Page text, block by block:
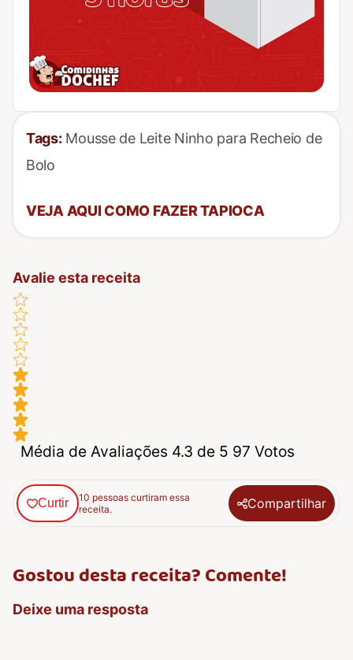
Tags: Mousse de Leite Ninho para Recheio de
Bolo
VEJA AQUI COMO FAZER TAPIOCA
Avalie esta receita
Média de Avaliações 4.3 de 5 97 Votos
Curtir
10 pessoas curtiram essa
receita.
Compartilhar
Gostou desta receita? Comente!
Deixe uma resposta